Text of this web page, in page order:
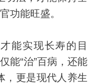
功能旺盛。
能实现长寿的目
能“治”百病，还能
，更是现代人养生